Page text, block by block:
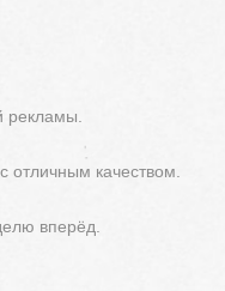
рекламы.
отличным качеством.
вперёд.